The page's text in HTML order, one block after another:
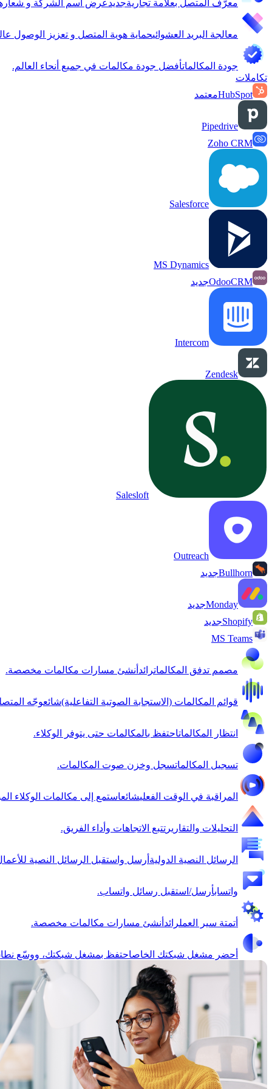
معرّف المتصل بعلامة تجاريةجديدعرض اسم الشركة و
معالجة البريد العشوائيحماية هوية المتصل و تعزيز الوصول
جودة المكالماتأفضل جودة مكالمات في جميع أنحاء العالم.
تكاملات
HubSpotمعتمد
Pipedrive
Zoho CRM
Salesforce
MS Dynamics
OdooCRMجديد
Intercom
Zendesk
Salesloft
Outreach
Bullhornجديد
Mondayجديد
Shopifyجديد
MS Teams
مصمم تدفق المكالماترائد أنشئ مسارات مكالمات مخصصة.
قوائم المكالمات (الاستجابة الصوتية التفاعلية)شائعوجّه
انتظار المكالماتاحتفظ بالمكالمات حتى يتوفر الوكلاء.
تسجيل المكالماتسجل وخزن صوت المكالمات.
المراقبة في الوقت الفعليشائعاستمع إلى مكالمات الوكلاء
التحليلات والتقارير تتبع الاتجاهات وأداء الفريق.
الرسائل النصية الدولية أرسل واستقبل الرسائل النصية
واتسابأرسل/استقبل رسائل واتساب.
أتمتة سير العملرائد أنشئ مسارات مكالمات مخصصة.
أحضر مشغل شبكتك الخاصاحتفظ بمشغل شبكتك، ووسّع